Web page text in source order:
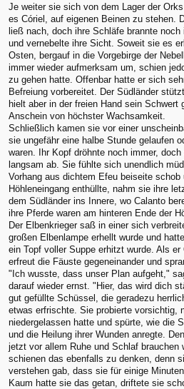
Je weiter sie sich von dem Lager der
es Córiel, auf eigenen Beinen zu stehen.
ließ nach, doch ihre Schläfe brannte
und vernebelte ihre Sicht. Soweit sie es
Osten, bergauf in die Vorgebirge der
immer wieder aufmerksam um, schien
zu gehen hatte. Offenbar hatte er sich
Befreiung vorbereitet. Der Südländer
hielt aber in der freien Hand sein Schwert
Anschein von höchster Wachsamkeit.
Schließlich kamen sie vor einer
sie ungefähr eine halbe Stunde gelaufen
waren. Ihr Kopf dröhnte noch immer,
langsam ab. Sie fühlte sich unendlich
Vorhang aus dichtem Efeu beiseite schob
Höhleneingang enthüllte, nahm sie ihre
dem Südländer ins Innere, wo Calanto
ihre Pferde waren am hinteren Ende der
Der Elbenkrieger saß in einer sich
großen Elbenlampe erhellt wurde und
ein Topf voller Suppe erhitzt wurde. Als
erfreut die Fäuste gegeneinander und
"Ich wusste, dass unser Plan aufgeht,"
darauf wieder ernst. "Hier, das wird dich
gut gefüllte Schüssel, die geradezu
etwas erfrischte. Sie probierte vorsichtig,
niedergelassen hatte und spürte, wie die
und die Heilung ihrer Wunden anregte.
jetzt vor allem Ruhe und Schlaf brauchen
schienen das ebenfalls zu denken, denn
verstehen gab, dass sie für einige
Kaum hatte sie das getan, driftete sie